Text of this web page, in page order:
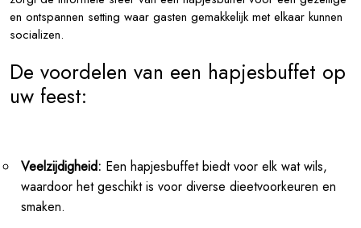
en ontspannen setting waar gasten gemakkelijk met elkaar kunnen
socializen.
De voordelen van een hapjesbuffet op
uw feest:
Veelzijdigheid: Een hapjesbuffet biedt voor elk wat wils,
waardoor het geschikt is voor diverse dieetvoorkeuren en
smaken.